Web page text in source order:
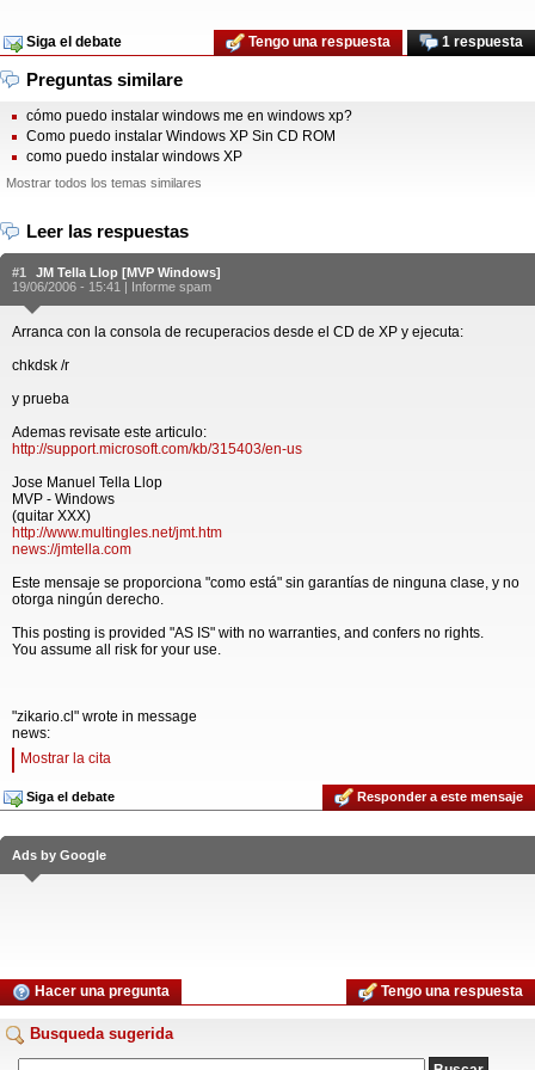
Siga el debate 1 respuesta
Tengo una respuesta
Preguntas similare
cómo puedo instalar windows me en windows xp?
Como puedo instalar Windows XP Sin CD ROM
como puedo instalar windows XP
Mostrar todos los temas similares
Leer las respuestas
#1
JM Tella Llop [MVP Windows]
19/06/2006 - 15:41 | Informe spam
Arranca con la consola de recuperacios desde el CD de XP y ejecuta:
chkdsk /r
y prueba
Ademas revisate este articulo:
http://support.microsoft.com/kb/315403/en-us
Jose Manuel Tella Llop
MVP - Windows
(quitar XXX)
http://www.multingles.net/jmt.htm
news://jmtella.com
Este mensaje se proporciona "como está" sin garantías de ninguna clase, y no
otorga ningún derecho.
This posting is provided "AS IS" with no warranties, and confers no rights.
You assume all risk for your use.
"zikario.cl" wrote in message
news:
Mostrar la cita
Siga el debate Responder a este mensaje
Ads by Google
Hacer una pregunta Tengo una respuesta
Busqueda sugerida